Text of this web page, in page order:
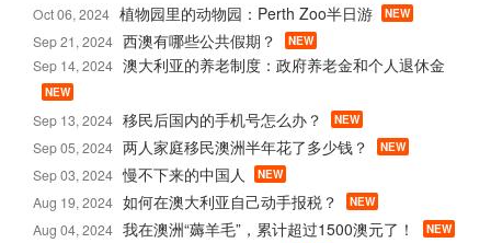
Oct 06, 2024 植物园里的动物园：Perth Zoo半日游 NEW
Sep 21, 2024 西澳有哪些公共假期？ NEW
Sep 14, 2024 澳大利亚的养老制度：政府养老金和个人退休金
NEW
Sep 13, 2024 移民后国内的手机号怎么办？ NEW
Sep 05, 2024 两人家庭移民澳洲半年花了多少钱？ NEW
Sep 03, 2024 慢不下来的中国人 NEW
Aug 19, 2024 如何在澳大利亚自己动手报税？ NEW
Aug 04, 2024 我在澳洲“薅羊毛”，累计超过1500澳元了！ NEW